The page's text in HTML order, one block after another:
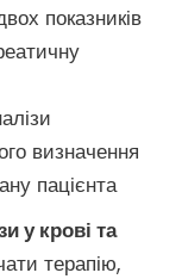
показників
визначення
пацієнта
у крові та
терапію,